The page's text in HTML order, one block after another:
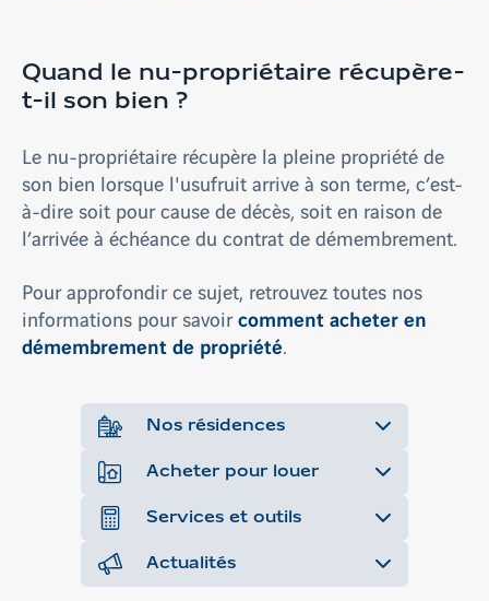
Nos résidences
Acheter pour louer
Services et outils
Actualités
Quand le nu-propriétaire récupère-
t-il son bien ?
Le nu-propriétaire récupère la pleine propriété de
son bien lorsque l'usufruit arrive à son terme, c’est-
à-dire soit pour cause de décès, soit en raison de
l’arrivée à échéance du contrat de démembrement.
Pour approfondir ce sujet, retrouvez toutes nos
informations pour savoircomment acheter en
démembrement de propriété.